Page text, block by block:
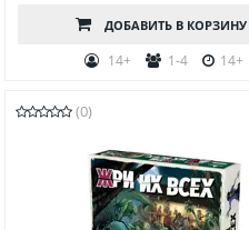
ДОБАВИТЬ В КОРЗИНУ
14+ 1-4 14+
(0)